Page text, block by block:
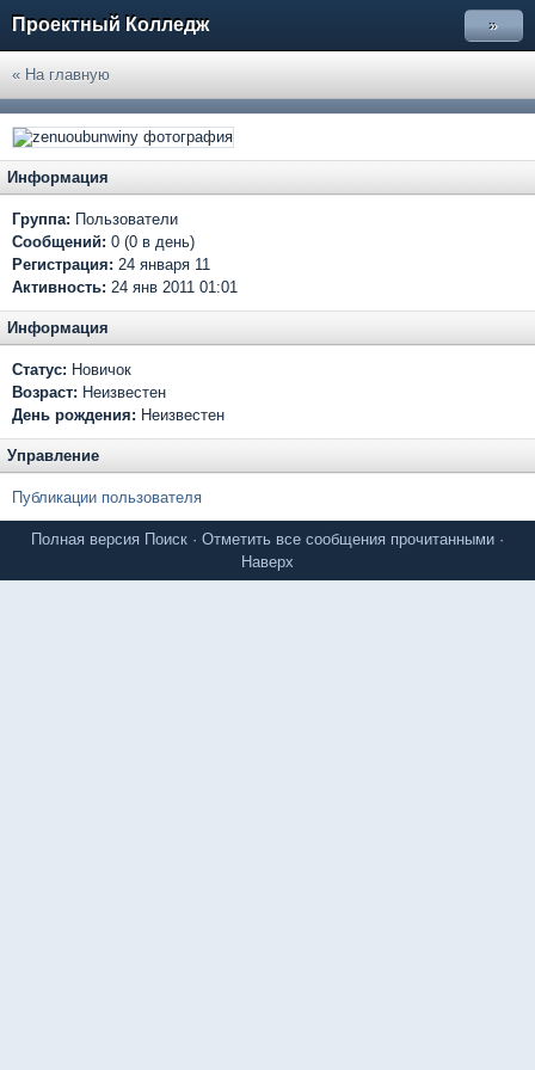
Проектный Колледж »
« На главную
Информация
Группа: Пользователи
Сообщений: 0 (0 в день)
Регистрация: 24 января 11
Активность: 24 янв 2011 01:01
Информация
Статус: Новичок
Возраст: Неизвестен
День рождения: Неизвестен
Управление
Публикации пользователя
Полная версия Поиск · Отметить все сообщения прочитанными ·
Наверх